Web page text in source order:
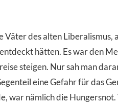
Väter des alten Liberalismus,
hätten. Es war den
steigen. Nur sah man
eine Gefahr für das
war nämlich die